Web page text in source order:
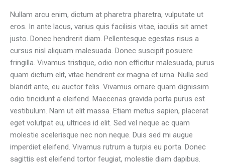
Nullam arcu enim, dictum at pharetra pharetra, vulputate ut
eros. In ante lacus, varius quis facilisis vitae, iaculis sit amet
justo. Donec hendrerit diam. Pellentesque egestas risus a
cursus nisl aliquam malesuada. Donec suscipit posuere
fringilla. Vivamus tristique, odio non efficitur malesuada, purus
quam dictum elit, vitae hendrerit ex magna et urna. Nulla sed
blandit ante, eu auctor felis. Vivamus ornare quam dignissim
odio tincidunt a eleifend. Maecenas gravida porta purus est
vestibulum. Nam ut elit massa. Etiam metus sapien, placerat
eget volutpat eu, ultrices id elit. Sed vel neque ac quam
molestie scelerisque nec non neque. Duis sed mi augue
imperdiet eleifend. Vivamus rutrum a turpis eu porta. Donec
sagittis est eleifend tortor feugiat, molestie diam dapibus.